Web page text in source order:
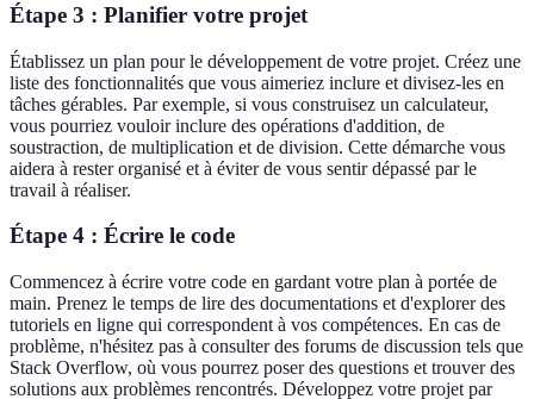
Étape 3 : Planifier votre projet
Établissez un plan pour le développement de votre projet. Créez une
liste des fonctionnalités que vous aimeriez inclure et divisez-les en
tâches gérables. Par exemple, si vous construisez un calculateur,
vous pourriez vouloir inclure des opérations d'addition, de
soustraction, de multiplication et de division. Cette démarche vous
aidera à rester organisé et à éviter de vous sentir dépassé par le
travail à réaliser.
Étape 4 : Écrire le code
Commencez à écrire votre code en gardant votre plan à portée de
main. Prenez le temps de lire des documentations et d'explorer des
tutoriels en ligne qui correspondent à vos compétences. En cas de
problème, n'hésitez pas à consulter des forums de discussion tels que
Stack Overflow, où vous pourrez poser des questions et trouver des
solutions aux problèmes rencontrés. Développez votre projet par